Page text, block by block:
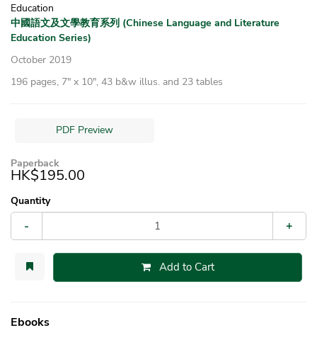
Education
中國語文及文學教育系列 (Chinese Language and Literature
Education Series)
October 2019
196 pages, 7″ x 10″, 43 b&w illus. and 23 tables
PDF Preview
Paperback
HK$195.00
Quantity
- +
Add to Cart
Ebooks